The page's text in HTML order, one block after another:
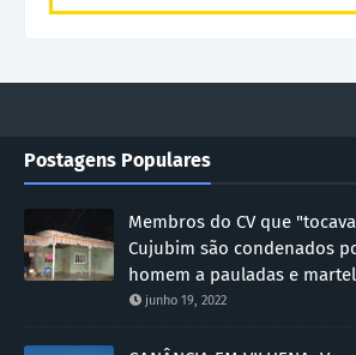
Postagens Populares
Membros do CV que
Cujubim são condenados
homem a pauladas e
junho 19, 2022